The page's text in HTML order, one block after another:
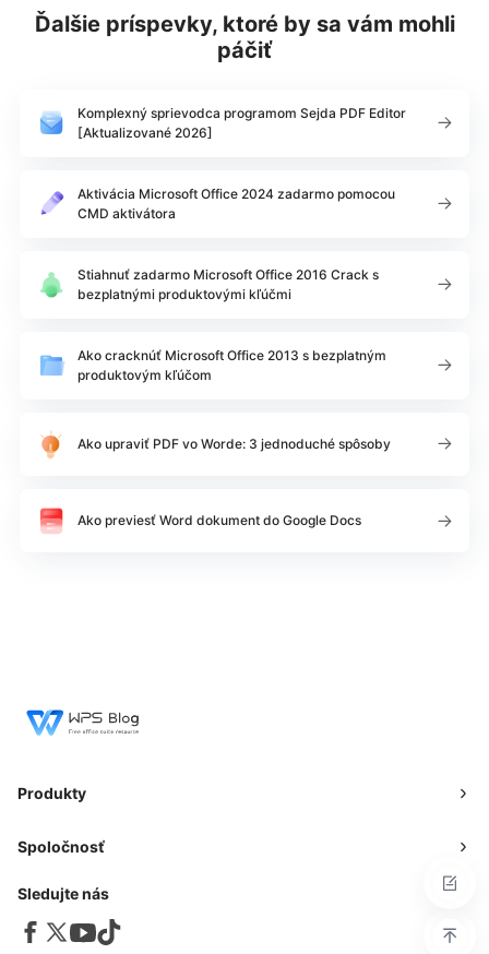
Ďalšie príspevky, ktoré by sa vám mohli
páčiť
Komplexný sprievodca programom Sejda PDF Editor
[Aktualizované 2026]
Aktivácia Microsoft Office 2024 zadarmo pomocou
CMD aktivátora
Stiahnuť zadarmo Microsoft Office 2016 Crack s
bezplatnými produktovými kľúčmi
Ako cracknúť Microsoft Office 2013 s bezplatným
produktovým kľúčom
Ako upraviť PDF vo Worde: 3 jednoduché spôsoby
Ako previesť Word dokument do Google Docs
Produkty
Spoločnosť
Sledujte nás